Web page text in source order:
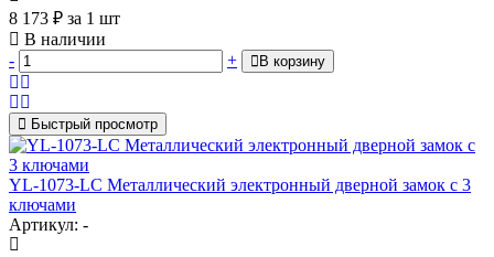
8 173 ₽ за 1 шт
В наличии
-
+ В корзину
Быстрый просмотр
YL-1073-LC Металлический электронный дверной замок с 3
ключами
Артикул: -